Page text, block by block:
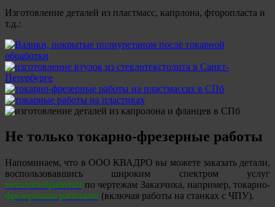
Изготовление деталей из пластмасс, капрлона, фторопласта и
т.д.:
Не только токарно-фрезерные работы
Напоминаем, что в ООО КВАДРО вы можете заказать детали,
воспользовавшись широким спектром услуг
металлообработки по чертежам Заказчика, например, токарно-
фрезерными работами (включая работы на станках с ЧПУ).